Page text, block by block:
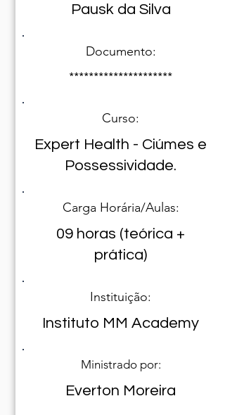
Pausk da Silva
Documento:
*********************
Curso:
Expert Health - Ciúmes e
Possessividade.
Carga Horária/Aulas:
09 horas (teórica +
prática)
Instituição:
Instituto MM Academy
Ministrado por:
Everton Moreira